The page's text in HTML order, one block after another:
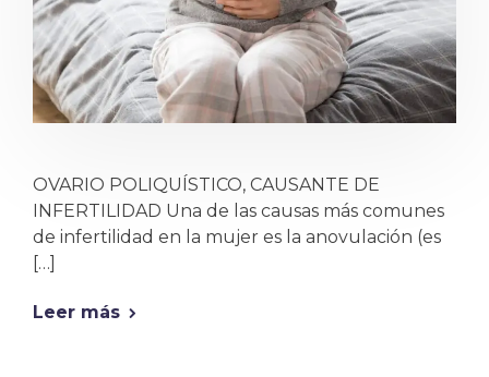
OVARIO POLIQUÍSTICO, CAUSANTE DE
INFERTILIDAD Una de las causas más comunes
de infertilidad en la mujer es la anovulación (es
[…]
Leer más